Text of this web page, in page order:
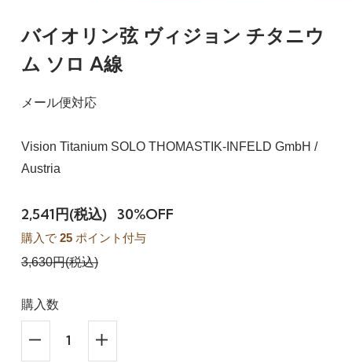
バイオリン弦 ヴィジョン チタニウ
ム ソロ A線
メール便対応
Vision Titanium SOLO THOMASTIK-INFELD GmbH /
Austria
2,541円(税込) 30%OFF
購入で 25ポイント付与
3,630円(税込)
購入数